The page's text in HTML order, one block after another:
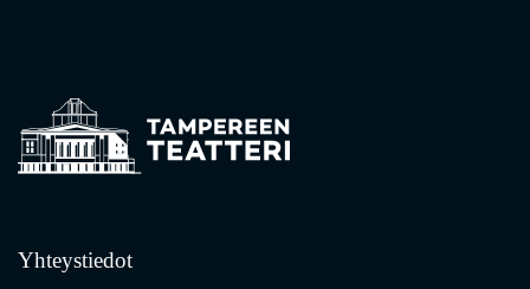
Yhteystiedot